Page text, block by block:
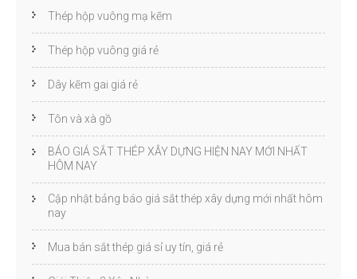
Thép hộp vuông mạ kẽm
Thép hộp vuông giá rẻ
Dây kẽm gai giá rẻ
Tôn và xà gồ
BÁO GIÁ SẮT THÉP XÂY DỰNG HIỆN NAY MỚI NHẤT
HÔM NAY
Cập nhật bảng báo giá sắt thép xây dựng mới nhất hôm
nay
Mua bán sắt thép giá sỉ uy tín, giá rẻ